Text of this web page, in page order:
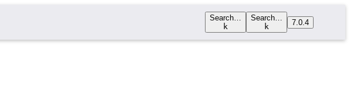
Search…
k
Search…
k
7.0.4